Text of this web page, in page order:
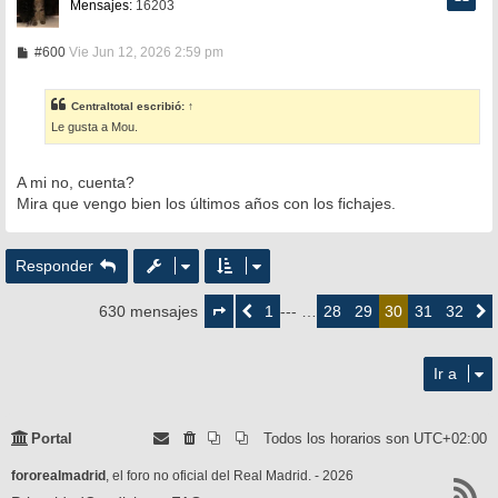
Mensajes:16203
#600M
s
a
j
e
Vie Jun 12, 2026 2:59 pm
Centraltotal escribió: ↑
Le gusta a Mou.
A mi no, cuenta?
Mira que vengo bien los últimos años con los fichajes.
Responder
630 mensajes
Página
30
deAnterior
1 --- … 28 29 30 31 32
Ir a
Portal Todos los horarios son UTC+02:00
fororealmadrid , el foro no oficial del Real Madrid. - 2026